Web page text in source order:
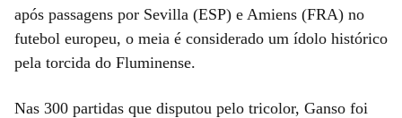
após passagens por Sevilla (ESP) e Amiens (FRA) no
futebol europeu, o meia é considerado um ídolo histórico
pela torcida do Fluminense.
Nas 300 partidas que disputou pelo tricolor, Ganso foi